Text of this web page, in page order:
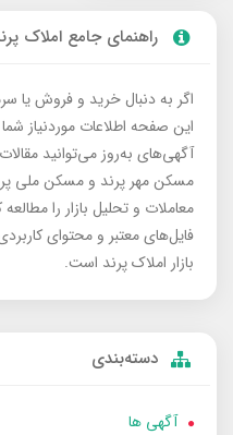
راهنمای جامع املاک
اگر به دنبال خرید و فروش یا
این صفحه اطلاعات موردنیاز شما
آگهی‌های به‌روز می‌توانید
مسکن مهر پرند و مسکن ملی
معاملات و تحلیل بازار را
فایل‌های معتبر و محتوای
بازار املاک پرند است.
دسته‌بندی
آگهی ها